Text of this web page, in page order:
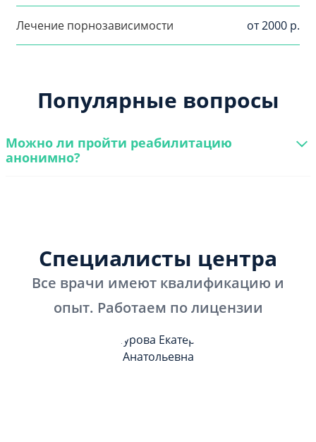
Лечение порнозависимости от 2000 р.
Популярные вопросы
Можно ли пройти реабилитацию
анонимно?
Специалисты центра
Все врачи имеют квалификацию и
опыт. Работаем по лицензии